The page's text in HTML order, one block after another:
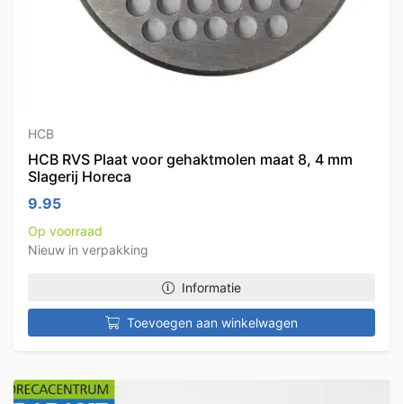
HCB
HCB RVS Plaat voor gehaktmolen maat 8, 4 mm
Slagerij Horeca
9.95
Op voorraad
Nieuw in verpakking
Informatie
Toevoegen aan winkelwagen